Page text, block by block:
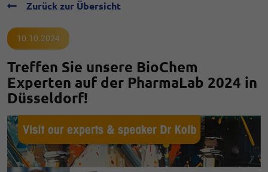
Zurück zur Übersicht
10.10.2024
Treffen Sie unsere BioChem
Experten auf der PharmaLab 2024 in
Düsseldorf!